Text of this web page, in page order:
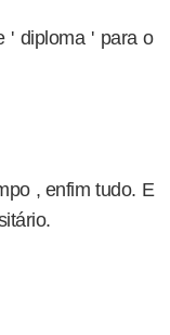
' diploma ' para o
, enfim tudo. E